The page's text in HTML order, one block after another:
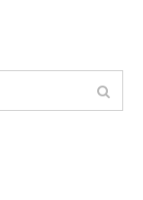
Search